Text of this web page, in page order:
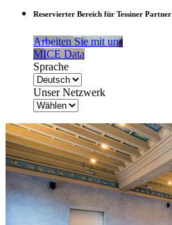
Reservierter Bereich für Tessiner Partner
Arbeiten Sie mit uns
MICE Data
Sprache
Unser Netzwerk